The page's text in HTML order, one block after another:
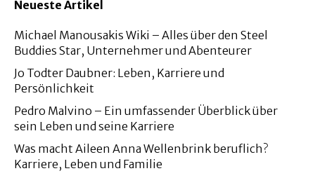
Neueste Artikel
Michael Manousakis Wiki – Alles über den Steel
Buddies Star, Unternehmer und Abenteurer
Jo Todter Daubner: Leben, Karriere und
Persönlichkeit
Pedro Malvino – Ein umfassender Überblick über
sein Leben und seine Karriere
Was macht Aileen Anna Wellenbrink beruflich?
Karriere, Leben und Familie